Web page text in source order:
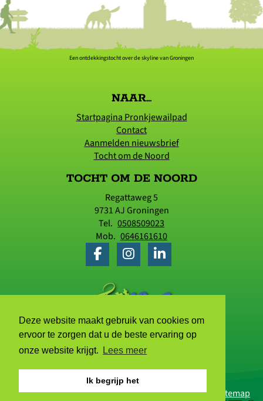
Deze website maakt gebruik van cookies om
ervoor te zorgen dat u de beste ervaring op
onze website krijgt.
Lees meer
Ik begrijp het
Een ontdekkingstocht over de skyline van Groningen
NAAR...
Startpagina Pronkjewailpad
Contact
Aanmelden nieuwsbrief
Tocht om de Noord
TOCHT OM DE NOORD
Regattaweg 5
9731 AJGroningen
Tel. 0508509023
Mob. 0646161610
© 2006 - 2026 Tocht om de Noord |Privacyverklaring Sitemap